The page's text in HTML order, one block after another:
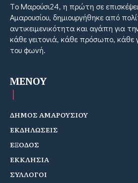
Tο Μαρούσι24, η πρώτη σε
Αμαρουσίου, δημιουργήθηκε από
αντικειμενικότητα και αγάπη για
κάθε γειτονιά, κάθε πρόσωπο, κάθε
του φωνή.
MENOY
ΔΗΜΟΣ ΑΜΑΡΟΥΣΙΟΥ
ΕΚΔΗΛΩΣΕΙΣ
ΕΞΟΔΟΣ
ΕΚΚΛΗΣΙΑ
ΣΥΛΛΟΓΟΙ